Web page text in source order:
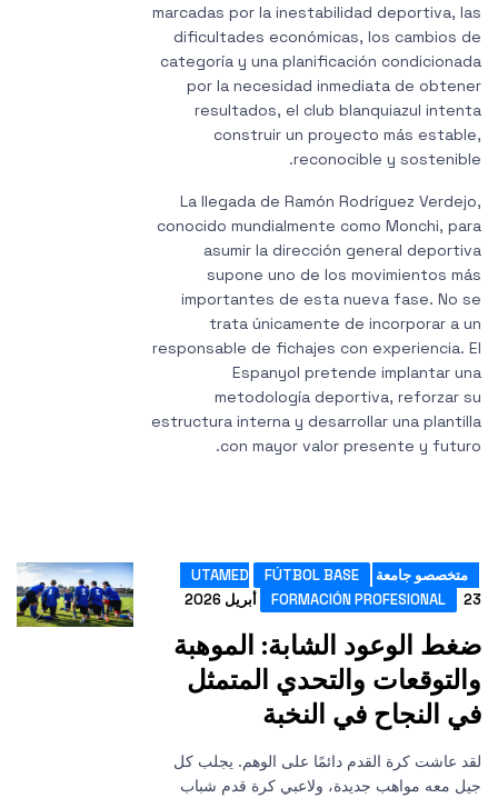
marcadas por la inestabilidad deportiva,
dificultades económicas, los cambios
categoría y una planificación
por la necesidad inmediata de
resultados, el club blanquiazul
construir un proyecto más
reconocible y
La llegada de Ramón Rodríguez
conocido mundialmente como Monchi,
asumir la dirección general
supone uno de los movimientos
importantes de esta nueva fase. No
trata únicamente de incorporar a
responsable de fichajes con experiencia.
Espanyol pretende implantar
metodología deportiva, reforzar
estructura interna y desarrollar una
con mayor valor presente y
متخصصو جامعة UTAMED
FÚTBOL BASE
FORMACIÓN PROFESIONAL
الوعود الشابة: الموهبة
والتحدي المتمثل
النجاح في النخبة
عاشت كرة القدم دائمًا على الوهم. يجلب كل
معه مواهب جديدة، ولاعبي كرة قدم شباب